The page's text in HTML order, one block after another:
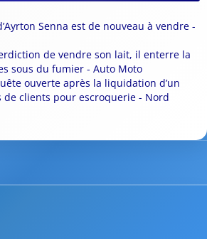
Senna est de nouveau à vendre -
de vendre son lait, il enterre la
sous du fumier - Auto Moto
ouverte après la liquidation d’un
de clients pour escroquerie - Nord